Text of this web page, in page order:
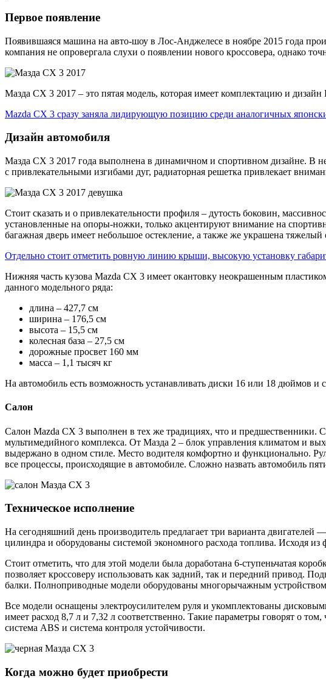
Первое появление
Появившаяся машина на авто-шоу в Лос-Анджелесе в ноябре 2015 года
компания не опровергала слухи о появлении нового кроссовера, однако
Мазда CX 3 2017 – это пятая модель, которая имеет комплектацию и
Mazda CX 3 сразу заняла лидирующую позицию среди аналогичных
Дизайн автомобиля
Мазда CX 3 2017 года выполнена в динамичном и спортивном дизайне. В
с привлекательными изгибами дуг, радиаторная решетка привлекает
Стоит сказать и о привлекательности профиля – дутость боковин,
установленные на опоры-ножки, только акцентируют внимание на
багажная дверь имеет небольшое остекление, а также же украшена тяжелый
Отдельно стоит отметить ровную линию крыши, высокую установку
Нижняя часть кузова Mazda CX 3 имеет окантовку неокрашенным
данного модельного ряда:
длина – 427,7 см
ширина – 176,5 см
высота – 15,5 см
колесная база – 27,5 см
дорожные просвет 160 мм
масса – 1,1 тысяч кг
На автомобиль есть возможность устанавливать диски 16 или 18 дюймов и
Салон
Салон Mazda CX 3 выполнен в тех же традициях, что и предшественники.
мультимедийного комплекса. От Мазда 2 – блок управления климатом и
выдержано в одном стиле. Место водителя комфортно и функционально.
все процессы, происходящие в автомобиле. Сложно назвать автомобиль
Техническое исполнение
На сегодняшний день производитель предлагает три варианта
цилиндра и оборудованы системой экономного расхода топлива. Исходя
Стоит отметить, что для этой модели была доработана 6-ступеньчатая
позволяет кроссоверу использовать как задний, так и передний привод.
балки. Полноприводные модели оборудованы многорычажным
Все модели оснащены электроусилителем руля и укомплектованы
имеет расход 8,7 л и 7,32 л соответственно. Такие параметры говорят о
система ABS и система контроля устойчивости.
Когда можно будет приобрести